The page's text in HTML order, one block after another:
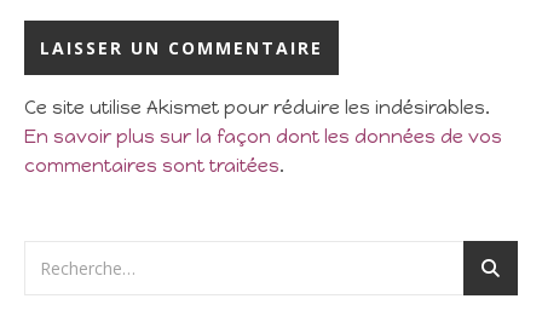
Ce site utilise Akismet pour réduire les indésirables.
En savoir plus sur la façon dont les données de vos
commentaires sont traitées.